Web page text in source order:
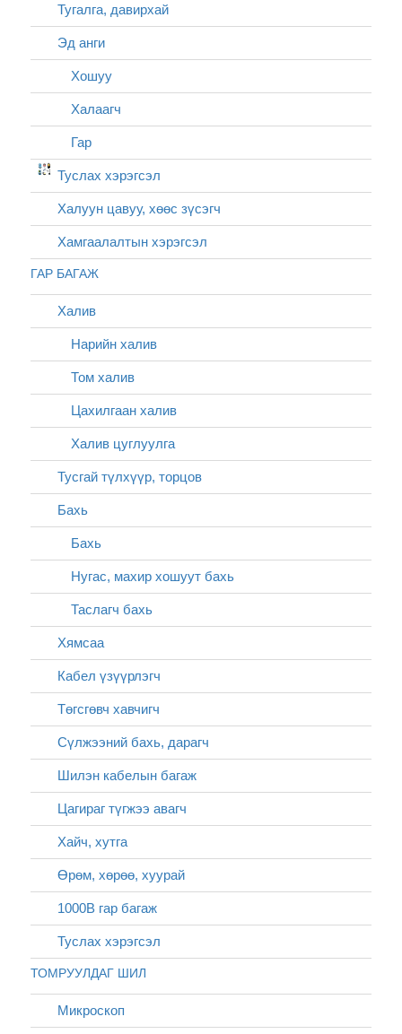
Тугалга, давирхай
Эд анги
Хошуу
Халаагч
Гар
Туслах хэрэгсэл
Халуун цавуу, хөөс зүсэгч
Хамгаалалтын хэрэгсэл
ГАР БАГАЖ
Халив
Нарийн халив
Том халив
Цахилгаан халив
Халив цуглуулга
Тусгай түлхүүр, торцов
Бахь
Бахь
Нугас, махир хошуут бахь
Таслагч бахь
Хямсаа
Кабел үзүүрлэгч
Төгсгөвч хавчигч
Сүлжээний бахь, дарагч
Шилэн кабелын багаж
Цагираг түгжээ авагч
Хайч, хутга
Өрөм, хөрөө, хуурай
1000В гар багаж
Туслах хэрэгсэл
ТОМРУУЛДАГ ШИЛ
Микроскоп